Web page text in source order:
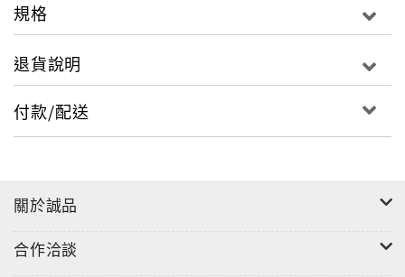
規格
退貨說明
付款/配送
關於誠品
合作洽談